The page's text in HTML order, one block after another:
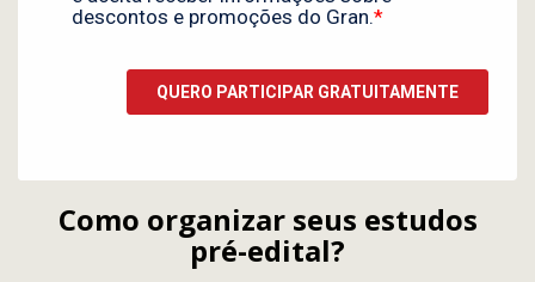
Como organizar seus estudos
pré-edital?